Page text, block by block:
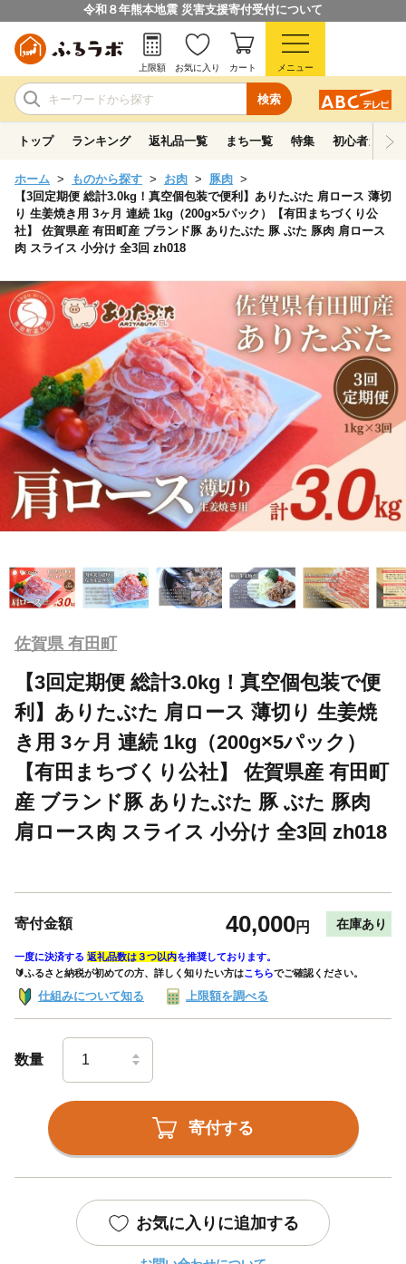
令和８年熊本地震 災害支援寄付受付について
検索
上限額 お気に入り カート メニュー
トップ ランキング 返礼品一覧 まち一覧 特集 初心者ガイド
ホーム ものから探す お肉
豚肉
【3回定期便 総計3.0kg！真空個包装で便利】ありたぶた 肩ロース 薄切
り 生姜焼き用 3ヶ月 連続 1kg（200g×5パック）【有田まちづくり公
社】 佐賀県産 有田町産 ブランド豚 ありたぶた 豚 ぶた 豚肉 肩ロース
肉 スライス 小分け 全3回 zh018
佐賀県 有田町
【3回定期便 総計3.0kg！真空個包装で便
利】ありたぶた 肩ロース 薄切り 生姜焼
き用 3ヶ月 連続 1kg（200g×5パック）
【有田まちづくり公社】 佐賀県産 有田町
産 ブランド豚 ありたぶた 豚 ぶた 豚肉
肩ロース肉 スライス 小分け 全3回 zh018
寄付金額 40,000円 在庫あり
一度に決済する 返礼品数は３つ以内を推奨しております。
🔰ふるさと納税が初めての方、詳しく知りたい方はこちらでご確認ください。
仕組みについて知る 上限額を調べる
数量
寄付する
お気に入りに追加する